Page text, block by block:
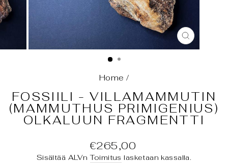
SULJE
(ESC)
Home /
FOSSIILI - VILLAMAMMUTIN
(MAMMUTHUS PRIMIGENIUS)
OLKALUUN FRAGMENTTI
Normaali
hinta
€265,00
Sisältää ALVnToimitus lasketaan kassalla.